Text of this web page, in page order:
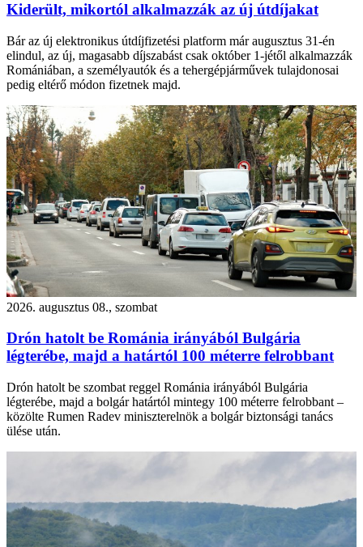
Kiderült, mikortól alkalmazzák az új útdíjakat
Bár az új elektronikus útdíjfizetési platform már augusztus 31-én
elindul, az új, magasabb díjszabást csak október 1-jétől alkalmazzák
Romániában, a személyautók és a tehergépjárművek tulajdonosai
pedig eltérő módon fizetnek majd.
2026. augusztus 08., szombat
Drón hatolt be Románia irányából Bulgária
légterébe, majd a határtól 100 méterre felrobbant
Drón hatolt be szombat reggel Románia irányából Bulgária
légterébe, majd a bolgár határtól mintegy 100 méterre felrobbant –
közölte Rumen Radev miniszterelnök a bolgár biztonsági tanács
ülése után.